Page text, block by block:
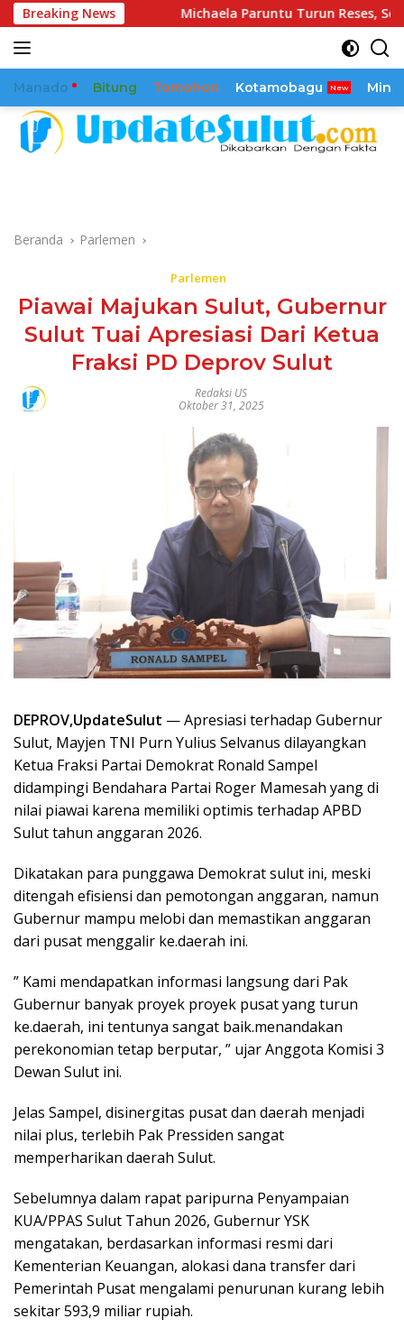
Langsung
ke
konten
Breaking NewsMichaela Paruntu Turun Reses, Sejumlah
Manado Bitung Tomohon Kotamobagu
Beranda Parlemen
Parlemen
Piawai Majukan Sulut, Gubernur
Sulut Tuai Apresiasi Dari Ketua
Fraksi PD Deprov Sulut
Redaksi US
Oktober 31, 2025
DEPROV,UpdateSulut — Apresiasi terhadap Gubernur
Sulut, Mayjen TNI Purn Yulius Selvanus dilayangkan
Ketua Fraksi Partai Demokrat Ronald Sampel
didampingi Bendahara Partai Roger Mamesah yang di
nilai piawai karena memiliki optimis terhadap APBD
Sulut tahun anggaran 2026.
Dikatakan para punggawa Demokrat sulut ini, meski
ditengah efisiensi dan pemotongan anggaran, namun
Gubernur mampu melobi dan memastikan anggaran
dari pusat menggalir ke.daerah ini.
” Kami mendapatkan informasi langsung dari Pak
Gubernur banyak proyek proyek pusat yang turun
ke.daerah, ini tentunya sangat baik.menandakan
perekonomian tetap berputar, ” ujar Anggota Komisi 3
Dewan Sulut ini.
Jelas Sampel, disinergitas pusat dan daerah menjadi
nilai plus, terlebih Pak Pressiden sangat
memperharikan daerah Sulut.
Sebelumnya dalam rapat paripurna Penyampaian
KUA/PPAS Sulut Tahun 2026, Gubernur YSK
mengatakan, berdasarkan informasi resmi dari
Kementerian Keuangan, alokasi dana transfer dari
Pemerintah Pusat mengalami penurunan kurang lebih
sekitar 593,9 miliar rupiah.